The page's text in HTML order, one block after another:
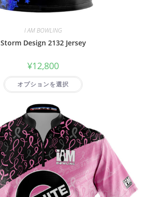
I AM BOWLING
Storm Design 2132 Jersey
¥12,800
オプションを選択